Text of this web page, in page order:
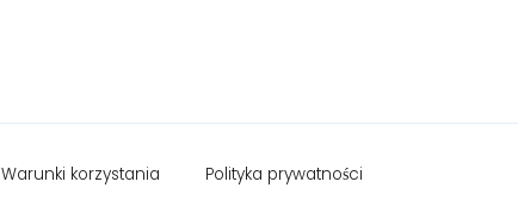
Warunki korzystania Polityka prywatności